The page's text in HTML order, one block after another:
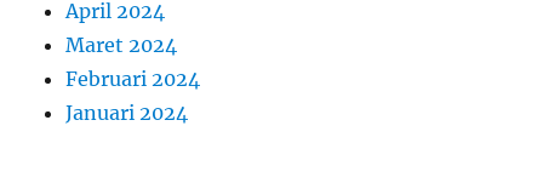
April 2024
Maret 2024
Februari 2024
Januari 2024